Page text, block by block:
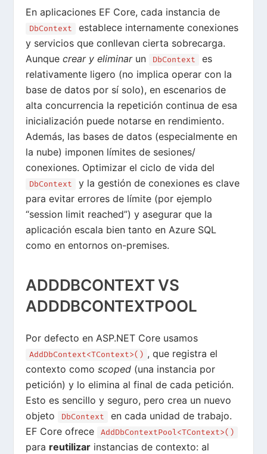
En aplicaciones EF Core, cada instancia de
DbContext
establece internamente conexiones
y servicios que conllevan cierta sobrecarga.
Aunquecrear y eliminarun DbContext
es
relativamente ligero (no implica operar con la
base de datos por sí solo), en escenarios de
alta concurrencia la repetición continua de esa
inicialización puede notarse en rendimiento.
Además, las bases de datos (especialmente en
la nube) imponen límites de sesiones/
conexiones. Optimizar el ciclo de vida del
DbContext
y la gestión de conexiones es clave
para evitar errores de límite (por ejemplo
“session limit reached”) y asegurar que la
aplicación escala bien tanto en Azure SQL
como en entornos on-premises.
ADDDBCONTEXT VS
ADDDBCONTEXTPOOL
Por defecto en ASP.NET Core usamos
AddDbContext<TContext>() , que registra el
contexto comoscoped (una instancia por
petición) y lo elimina al final de cada petición.
Esto es sencillo y seguro, pero crea un nuevo
objeto
DbContext
en cada unidad de trabajo.
EF Core ofrece
AddDbContextPool<TContext>()
para reutilizar instancias de contexto: al